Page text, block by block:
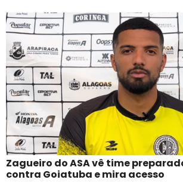
Zagueiro do ASA vê time
contra Goiatuba e mira acesso